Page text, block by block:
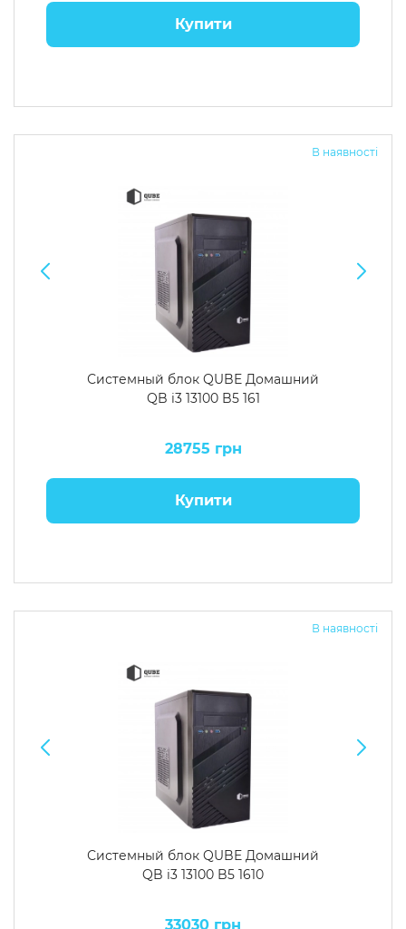
Купити
В наявності
Системный блок QUBE Домашний
QB i3 13100 B5 161
28755 грн
Купити
В наявності
Системный блок QUBE Домашний
QB i3 13100 B5 1610
33030 грн